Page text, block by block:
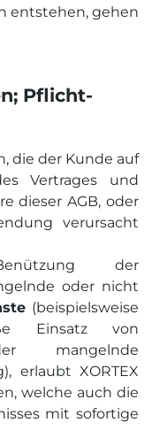
entstehen, gehen
Pflicht­
die der Kunde auf
Vertrages und
dieser AGB, oder
verursacht
der
oder nicht
(beispielsweise
Einsatz von
mangelnde
erlaubt XORTEX
welche auch die
mit sofortige